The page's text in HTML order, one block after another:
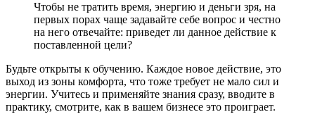
Чтобы не тратить время, энергию и деньги зря, на
первых порах чаще задавайте себе вопрос и честно
на него отвечайте: приведет ли данное действие к
поставленной цели?
Будьте открыты к обучению. Каждое новое действие, это
выход из зоны комфорта, что тоже требует не мало сил и
энергии. Учитесь и применяйте знания сразу, вводите в
практику, смотрите, как в вашем бизнесе это проиграет.